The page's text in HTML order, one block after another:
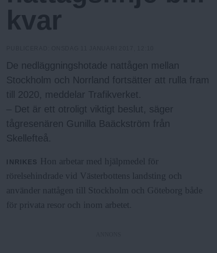
N
u
n
kvar
De nedläggningshotade nattågen mellan
Stockholm och Norrland fortsätter att rulla fram
till 2020, meddelar Trafikverket.
– Det är ett otroligt viktigt beslut, säger
tågresenären Gunilla Baäckström från
Skellefteå.
INRIKES
Hon arbetar med hjälpmedel för
rörelsehindrade vid Västerbottens landsting och
använder nattågen till Stockholm och Göteborg både
för privata resor och inom arbetet.